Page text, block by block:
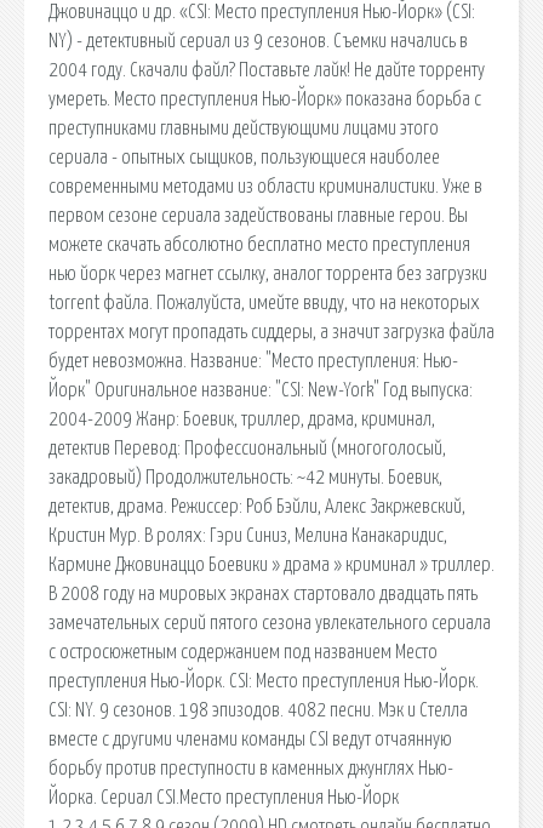
Джовинаццо и др. «CSI: Место преступления Нью-Йорк» (CSI:
NY) - детективный сериал из 9 сезонов. Съемки начались в
2004 году. Скачали файл? Поставьте лайк! Не дайте торренту
умереть. Место преступления Нью-Йорк» показана борьба с
преступниками главными действующими лицами этого
сериала - опытных сыщиков, пользующиеся наиболее
современными методами из области криминалистики. Уже в
первом сезоне сериала задействованы главные герои. Вы
можете скачать абсолютно бесплатно место преступления
нью йорк через магнет ссылку, аналог торрента без загрузки
torrent файла. Пожалуйста, имейте ввиду, что на некоторых
торрентах могут пропадать сиддеры, а значит загрузка файла
будет невозможна. Название: "Место преступления: Нью-
Йорк" Оригинальное название: "CSI: New-York" Год выпуска:
2004-2009 Жанр: Боевик, триллер, драма, криминал,
детектив Перевод: Профессиональный (многоголосый,
закадровый) Продолжительность: ~42 минуты. Боевик,
детектив, драма. Режиссер: Роб Бэйли, Алекс Закржевский,
Кристин Мур. В ролях: Гэри Синиз, Мелина Канакаридис,
Кармине Джовинаццо Боевики » драма » криминал » триллер.
В 2008 году на мировых экранах стартовало двадцать пять
замечательных серий пятого сезона увлекательного сериала
с остросюжетным содержанием под названием Место
преступления Нью-Йорк. CSI: Место преступления Нью-Йорк.
CSI: NY. 9 сезонов. 198 эпизодов. 4082 песни. Мэк и Стелла
вместе с другими членами команды CSI ведут отчаянную
борьбу против преступности в каменных джунглях Нью-
Йорка. Сериал CSI.Место преступления Нью-Йорк